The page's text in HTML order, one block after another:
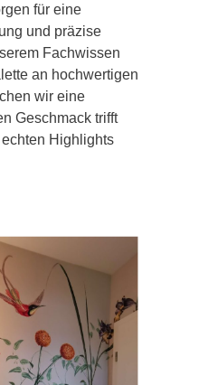
für eine
und präzise
Fachwissen
an hochwertigen
wir eine
Geschmack trifft
Highlights